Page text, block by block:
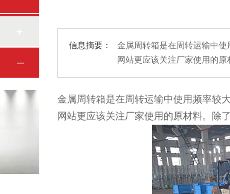
信息摘要：
金属周转箱是在周转运输中使用
网站更应该关注厂家使用的原
金属周转箱是在周转运输中使用频率较大的
网站更应该关注厂家使用的原材料。除了